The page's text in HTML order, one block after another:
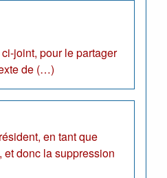
joint, pour le partager
de (…)
en tant que
donc la suppression